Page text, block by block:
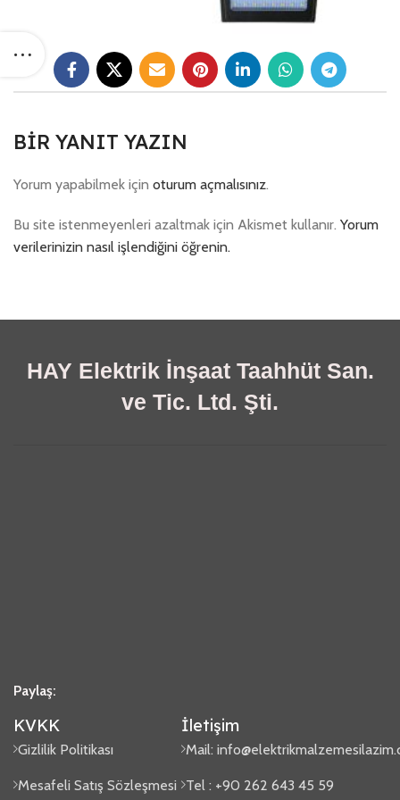
BIR YANIT YAZIN
Yorum yapabilmek için oturum açmalısınız.
Bu site istenmeyenleri azaltmak için Akismet kullanır. Yorum
verilerinizin nasıl işlendiğini öğrenin.
HAY Elektrik İnşaat Taahhüt San.
ve Tic. Ltd. Şti.
Paylaş:
KVKK
Gizlilik Politikası
Mesafeli Satış Sözleşmesi
İletişim
Mail:
Tel : +90 262 643 45 59